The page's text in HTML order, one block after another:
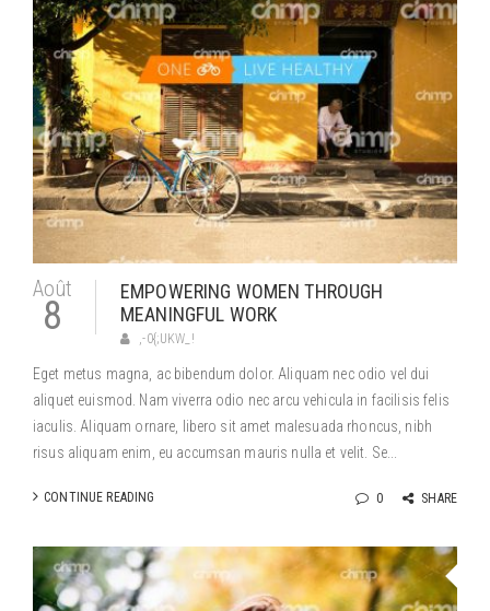
Août
8
EMPOWERING WOMEN THROUGH
MEANINGFUL WORK
,-0{;UKW_!
Eget metus magna, ac bibendum dolor. Aliquam nec odio vel dui
aliquet euismod. Nam viverra odio nec arcu vehicula in facilisis felis
iaculis. Aliquam ornare, libero sit amet malesuada rhoncus, nibh
risus aliquam enim, eu accumsan mauris nulla et velit. Se...
CONTINUE READING 0 SHARE